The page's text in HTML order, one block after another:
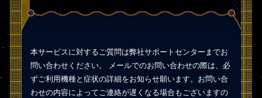
本サービスに対するご質問は弊社サポートセンターまでお
問い合わせください。 メールでのお問い合わせの際は、必
ずご利用機種と症状の詳細をお知らせ願います。お問い合
わせの内容によってご連絡が遅くなる場合もございますの